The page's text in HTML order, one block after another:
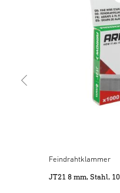
Feindrahtklammer
JT21 8 mm, Stahl,